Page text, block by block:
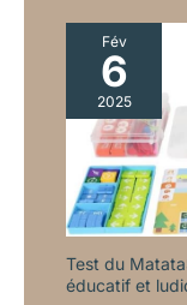
Fév
6
2025
Test du
éducatif et